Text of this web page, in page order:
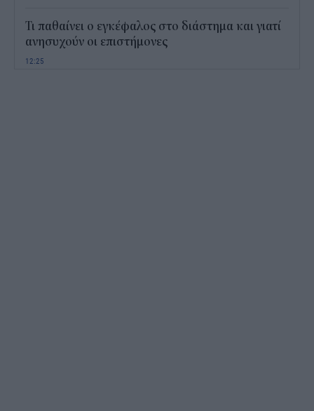
Τι παθαίνει ο εγκέφαλος στο διάστημα και γιατί
ανησυχούν οι επιστήμονες
12:25